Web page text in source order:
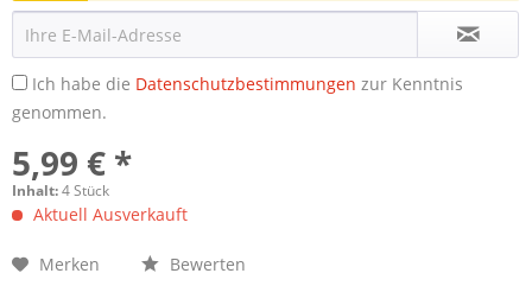
Ich habe die Datenschutzbestimmungen zur Kenntnis
genommen.
5,99 € *
Inhalt:4 Stück
Aktuell Ausverkauft
Merken Bewerten